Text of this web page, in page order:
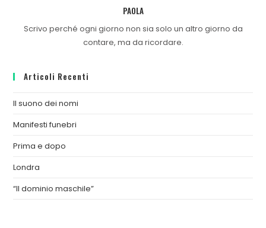
PAOLA
Scrivo perché ogni giorno non sia solo un altro giorno da
contare, ma da ricordare.
Articoli Recenti
Il suono dei nomi
Manifesti funebri
Prima e dopo
Londra
“Il dominio maschile”